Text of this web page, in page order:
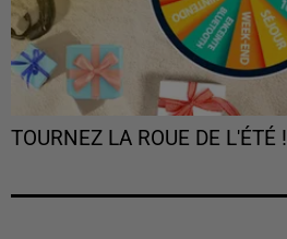
TOURNEZ LA ROUE DE L'ÉTÉ !